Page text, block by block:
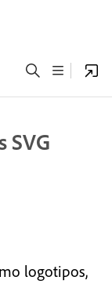
SVG
logotipos,